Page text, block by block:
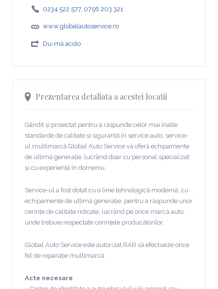
0234 522 577, 0756 203 321
www.globalautoservice.ro
Du-mă acolo
Prezentarea detaliata a acestei locatii
Gândit și proiectat pentru a răspunde celor mai înalte
standarde de calitate și siguranță în service auto, service-
ul multimarcă Global Auto Service vă oferă echipamente
de ultimă generație, lucrând doar cu personal specializat
și cu experiență în domeniu.
Service-ul a fost dotat cu o linie tehnologică modernă, cu
echipamente de ultimă generație, pentru a răspunde unor
cerințe de calitate ridicate, lucrând pe orice marcă auto,
unde trebuie respectate cerințele producătorilor.
Global Auto Service este autorizat RAR să efectueze orice
fel de reparație multimarcă.
Acte necesare